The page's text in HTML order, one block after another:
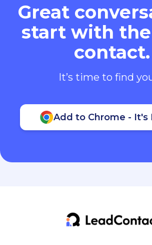
Great
start with
contact.
It’s time to find
Add to Chrome - It's